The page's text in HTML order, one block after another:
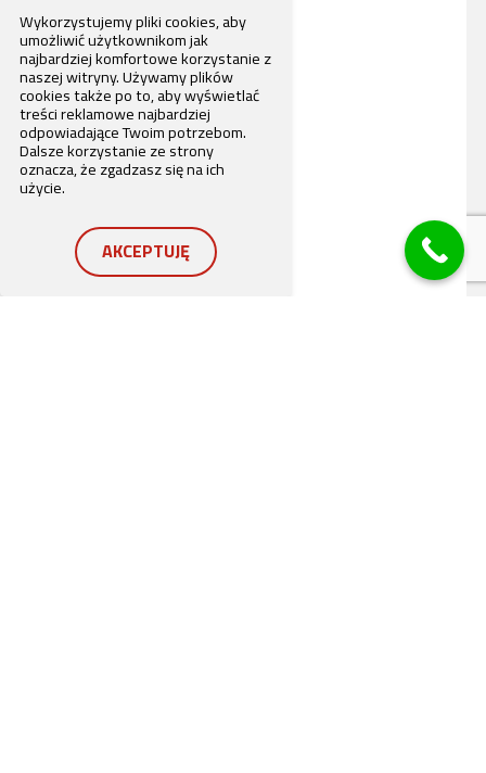
Wykorzystujemy pliki cookies, aby
umożliwić użytkownikom jak
najbardziej komfortowe korzystanie z
naszej witryny. Używamy plików
cookies także po to, aby wyświetlać
treści reklamowe najbardziej
odpowiadające Twoim potrzebom.
Dalsze korzystanie ze strony
oznacza, że zgadzasz się na ich
użycie.
AKCEPTUJĘ